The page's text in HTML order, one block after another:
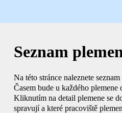
Seznam
Na této stránce naleznete
Časem bude u každého
Kliknutím na detail plemene se
spravují a které pracoviště